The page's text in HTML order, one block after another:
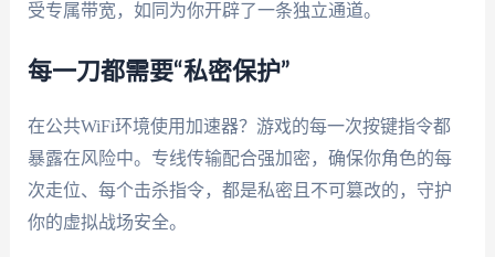
受专属带宽，如同为你开辟了一条独立通道。
每一刀都需要“私密保护”
在公共WiFi环境使用加速器？游戏的每一次按键指令都
暴露在风险中。专线传输配合强加密，确保你角色的每
次走位、每个击杀指令，都是私密且不可篡改的，守护
你的虚拟战场安全。